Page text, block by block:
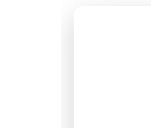
- 2+ năm kinh
- Có kinh nghiệm